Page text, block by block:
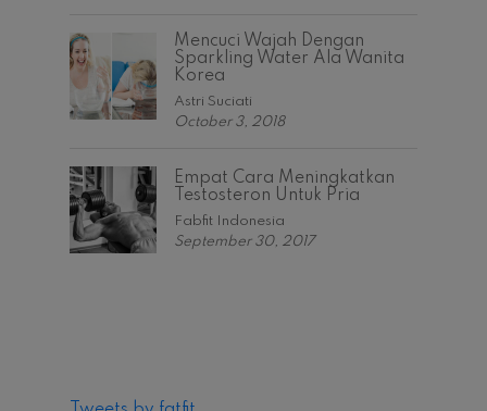
Mencuci Wajah Dengan
Sparkling Water Ala Wanita
Korea
Astri Suciati
October 3, 2018
Empat Cara Meningkatkan
Testosteron Untuk Pria
Fabfit Indonesia
September 30, 2017